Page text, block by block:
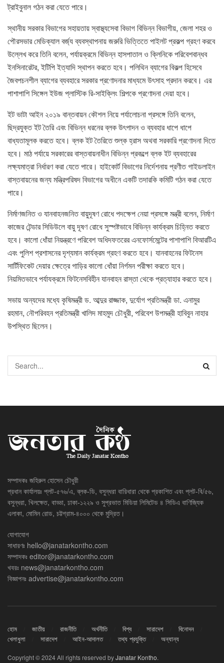
ট্রাইবুনাল গঠন করা যেতে পারে।
স্থানীয় সরকার বিভাগের সহায়তায় স্বাস্থ্যসেবা বিভাগ বিভিন্ন বিভাগীয়, জেলা শহর ও
পৌরসভার মেডিক্যাল বর্জ্য ব্যবস্থাপনায় জরুরি ভিত্তিতে পাইলট প্রকল্প গ্রহণ করবে
উল্লেখ করে তিনি বলেন, পর্যায়ক্রমে বিভিন্ন হাসপাতাল ও ক্লিনিকে পরিবেশবান্ধব
ইনসিনারেটর, ইটিপি ইত্যাদি স্থাপন করতে হবে। পলিথিন ব্যাগের বিকল্প হিসেবে
জৈবপচনশীল ব্যাগের ব্যবহারে সরকার প্রণোদনার মাধ্যমে উৎসাহ প্রদান করবে। এর
পাশাপাশি সিঙ্গেল ইউজ প্লাস্টিক রি-সাইক্লিং শিল্পকে প্রণোদনা দেয়া হবে।
ইট ভাটা আইন ২০১৯ বান্তবায়ন কৌশল নিয়ে পর্যালোচনা প্রসঙ্গে তিনি বলেন,
ছিদ্রযুক্ত ইট তৈরি এবং বিভিন্ন ধরনের ব্লক উৎপাদন ও ব্যবহার ধাপে ধাপে
বাধ্যতামূলক করতে হবে। ব্লক ইট তৈরিতে শুল্ক হ্রাস অথবা সরকারি প্রণোদনা দিতে
হবে। মাঠ পর্যায়ে সরকারের বাস্তবায়নাধীন বিভিন্ন প্রকল্পে ব্লক ইট ব্যবহারের
লক্ষ্যমাত্রা নির্ধারণ করা যেতে পারে। হাইকোর্ট বিভাগের নির্দেশনায় প্রণীত গাইডলাইন
বাস্তবায়নের জন্য মন্ত্রিপরিষদ বিভাগের অধীনে একটি তদারকি কমিটি গঠন করা যেতে
পারে।
নির্মাণজনিত ও যানবাহনজনিত বায়ুদূষণ রোধে পদক্ষেপ নেয়া প্রসঙ্গে মন্ত্রী বলেন, নির্মাণ
কাজের টেন্ডার সিডিউলে বায়ু দূষণ রোধে সুস্পষ্টভাবে বিভিন্ন কার্যক্রম চিহ্নিত করতে
হবে। কালো ধোঁয়া নিয়ন্ত্রণে পরিবেশ অধিদফতরের এনফোর্সমেন্টের পাশাপাশি বিআরটিএ
এবং পুলিশ প্রশাসনের দৃশ্যমান কার্যক্রম গ্রহণ করতে হবে। যানবাহনের ফিটনেস
সার্টিফিকেট দেয়ার ক্ষেত্রে গাড়ির কালো ধোঁয়া নির্গমন পরীক্ষা করতে হবে।
নিয়মিতভাবে পর্যাযক্রমে ফিটনেসবিহীন যানবাহন রাস্তা থেকে প্রত্যাহার করতে হবে।
সভায় অন্যদের মধ্যে কৃষিমন্ত্রী ড. আব্দুর রাজ্জাক, দুর্যোগ প্রতিমন্ত্রী ডা. এনামুর
রহমান, নৌপরিবহন প্রতিমন্ত্রী খালিদ মাহমুদ চৌধুরী, পরিবেশ উপমন্ত্রী হাবিবুন নাহার
উপস্থিত ছিলেন।
সম্পাদকঃ জহিরুল হোসেন চৌধুরী
প্রধান কার্যালয়ঃ প্লট-৫৭৬/এ, ব্লক-ডি, বসুন্ধরা বারিধারা থেকে প্রকাশিত এবং প্লট-বি/৫৬,
বসুন্ধরা, খিলক্ষেত, বাড্ডা, ঢাকা-১২২৯ ও সুপ্রভাত মিডিয়া লিমিটেড ৪ সিডিএ বাণিজ্যিক
এলাকা, মোমিন রোড, চট্টগ্রাম-৪০০০ থেকে মুদ্রিত।
যোগাযোগ
সাধারণঃ hello@janatarkontho.com
সম্পাদকঃ editor@janatarkontho.com
খবরঃ news@janatarkontho.com
বিজ্ঞাপনঃ advertise@janatarkontho.com
হোম জাতীয় রাজনীতি অর্থনীতি বিশ্ব সারাদেশ
বিনোদন
খেলাধুলা
সারাদেশ আইন-আদালত তথ্য প্রযুক্তি অন্যান্য
Copyright © 2024 All rights reserved byJanatar Kontho.